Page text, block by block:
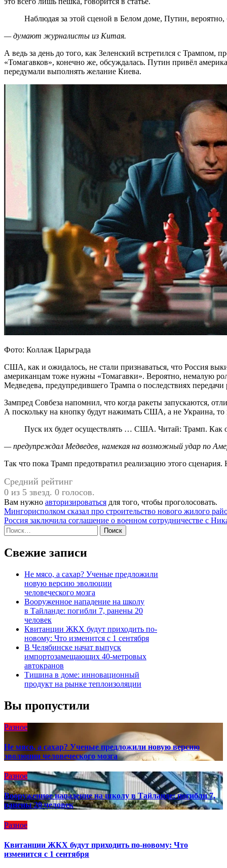
Наблюдая за этой сценой в Белом доме, Путин,
— думают журналисты из Китая.
А ведь за день до того, как Зеленский встретился с Трампом,
«Томагавков», конечно же, обсуждалась. Путин привёл
передумали выполнять желание Киева.
Фото: Коллаж Царьграда
США, как и ожидалось, не стали признаваться, что Россия
американцам тоже нужны «Томагавки». Вероятно, немалую
Медведева, предупредившего Трампа о последствиях передачи
Зампред Совбеза напомнил, что когда ракеты запускаются,
А поскольку на кнопку будут нажимать США, а не Украина, то
Пуск их будет осуществлять … США. Читай: Трамп. Как
— предупреждал Медведев, намекая на возможный удар по
Так что пока Трамп предотвратил реализацию этого
Средний рейтинг
0 из 5 звезд. 0 голосов.
Вам нужно авторизироваться для того, чтобы проголосовать.
Навигация
по
записям
Мингорисполком сказал про строительство нового жилого
Россия заключила соглашение о военном сотрудничестве с
Найти:
Свежие записи
Не мясо, а сахар? Ученые предложили
новую версию эволюции
человеческого мозга
Вооруженное нападение на школу
в Тайланде: погибли 7, ранены 20
человек
Квитанции ЖКХ будут приходить по-
новому: Что изменится с 1 сентября
В Челябинске начат выпуск
импортозамещающих 40-метровых
автокранов
Тишина в доме: инновационный
продукт на рынке теплоизоляции
Вы пропустили
Разное
Не мясо, а сахар? Ученые предложили новую версию
эволюции человеческого мозга
Разное
Вооруженное нападение на школу в Тайланде: погибли 7,
ранены 20 человек
Разное
Квитанции ЖКХ будут приходить по-новому: Что
изменится с 1 сентября